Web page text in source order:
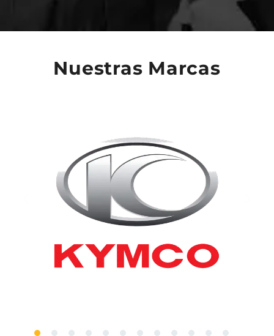
Nuestras Marcas